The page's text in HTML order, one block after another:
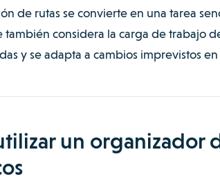
de rutas se convierte en una tarea
también considera la carga de trabajo
y se adapta a cambios imprevistos
un organizador